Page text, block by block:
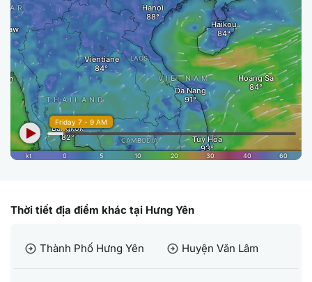
Thời tiết địa điểm khác tại Hưng Yên
arrow_circle_right Thành Phố Hưng Yên arrow_circle_right Huyện Văn Lâm